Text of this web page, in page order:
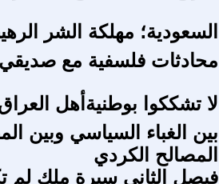
السعودية؛ مهلكة الشر
محادثات فلسفية مع صديقي
لا تشككوا بوطنيةأهل
بين الغباء السياسي وبين
المصالح الكردي
فيصل الثاني سيرة ملك لم